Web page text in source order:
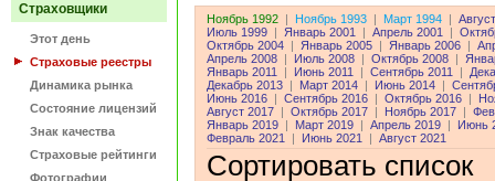
Страховщики
Этот день
Страховые реестры
Динамика рынка
Состояние лицензий
Знак качества
Страховые рейтинги
Фотографии
Ноябрь 1992 Ноябрь 1993 Март 1994
Июль 1999
Январь 2001 Апрель 2001
Октябрь 2004
Январь 2005 Январь 2006
Апрель 2008
Июль 2008 Октябрь 2008
Январь 2011
Июнь 2011 Сентябрь 2011
Декабрь 2013
Март 2014 Июнь 2014
Июнь 2016
Сентябрь 2016 Октябрь 2016
Август 2017
Октябрь 2017 Ноябрь 2017
Январь 2019
Март 2019 Апрель 2019
Июнь
Февраль 2021
Июнь 2021 Август 2021
Сортировать список